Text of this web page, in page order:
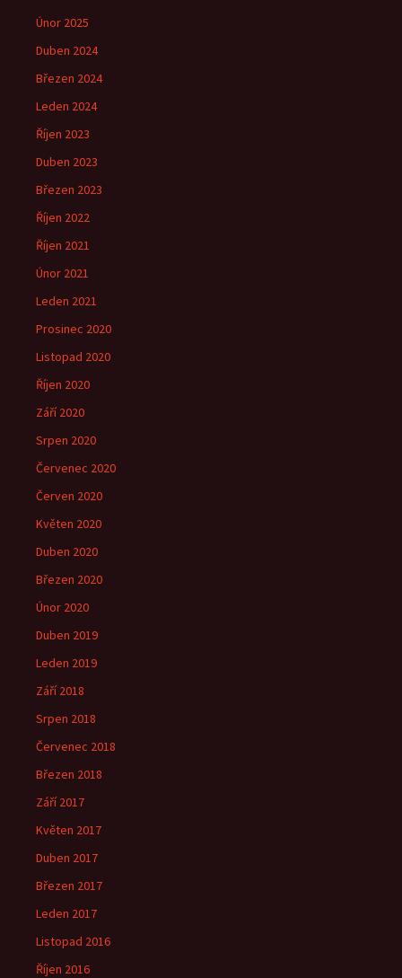
Únor 2025
Duben 2024
Březen 2024
Leden 2024
Říjen 2023
Duben 2023
Březen 2023
Říjen 2022
Říjen 2021
Únor 2021
Leden 2021
Prosinec 2020
Listopad 2020
Říjen 2020
Září 2020
Srpen 2020
Červenec 2020
Červen 2020
Květen 2020
Duben 2020
Březen 2020
Únor 2020
Duben 2019
Leden 2019
Září 2018
Srpen 2018
Červenec 2018
Březen 2018
Září 2017
Květen 2017
Duben 2017
Březen 2017
Leden 2017
Listopad 2016
Říjen 2016